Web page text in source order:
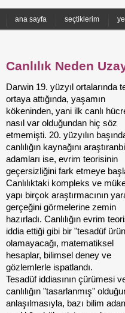
ana sayfa seçtiklerim
Canlılık Neden
Darwin 19. yüzyıl ortalarında
ortaya attığında, yaşamın
kökeninden, yani ilk canlı
nasıl var olduğundan hiç söz
etmemişti. 20. yüzyılın
canlılığın kaynağını
adamları ise, evrim teorisinin
geçersizliğini fark etmeye
Canlılıktaki kompleks ve
yapı birçok araştırmacının
gerçeğini görmelerine zemin
hazırladı. Canlılığın evrim
iddia ettiği gibi bir "tesadüf
olamayacağı, matematiksel
hesaplar, bilimsel deney ve
gözlemlerle ispatlandı.
Tesadüf iddiasının çürümesi
canlılığın "tasarlanmış"
anlaşılmasıyla, bazı bilim